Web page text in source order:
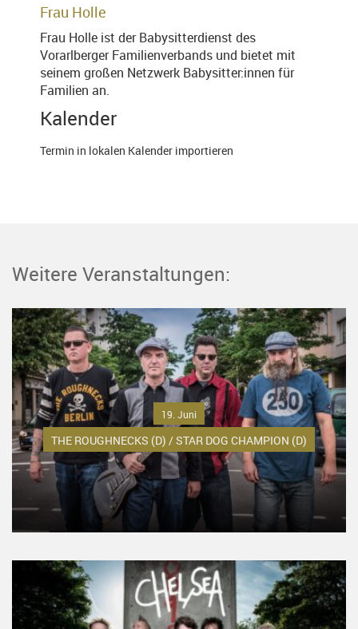
Frau Holle
Frau Holle ist der Babysitterdienst des
Vorarlberger Familienverbands und bietet mit
seinem großen Netzwerk Babysitter:innen für
Familien an.
Kalender
Termin in lokalen Kalender importieren
Weitere Veranstaltungen:
19. Juni
THE ROUGHNECKS (D) / STAR DOG CHAMPION (D)